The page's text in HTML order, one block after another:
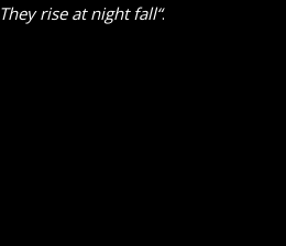
They rise at night fall“.